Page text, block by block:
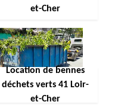
et-Cher
Location de bennes
déchets verts 41 Loir-
et-Cher